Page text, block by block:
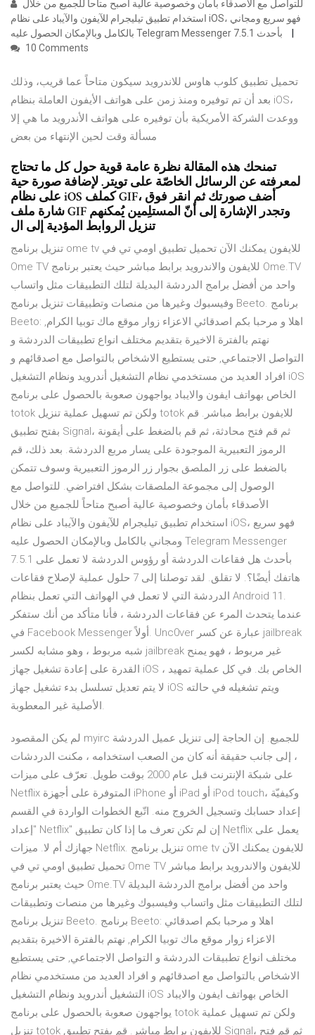
استخدام تطبيق تيليجرام للآيفون والآيباد على نظام iOS، فهو سريع ومجاني
10 Comments
تحميل تطبيق كلوب هاوس للاندرويد سيكون متاحاً عما قريب، وذلك
بعد أن تم توفيره ومنذ زمن على هواتف الأيفون العاملة بنظام iOS،
ووعدت الشركة الأمريكية بأن توفيره على هواتف الأندرويد ما هي إلا
مسألة وقت لحين الإنتهاء من بعض
تمنحك هذه المقالة نظرة عامة قوية حول كل ما تحتاج
لمعرفته عن الرسائل الخاصّة على تويتر. لإضافة صورة حية
على نظام iOS كملف GIF، أضف صورتك ثم انقر فوق
شارة ملف GIF وتجدر الإشارة إلى أنّ المستلِمين يُمكنهم
تنزيل الروابط المؤدية إلى ال
تنزيل برنامج ome tv للايفون يمكنك الآن تحميل تطبيق اومي تي في
Ome TV للايفون والاندرويد برابط مباشر حيث يعتبر برنامج Ome.TV
واحد من أفضل برامج الدردشة البديلة لتلك التطبيقات مثل واتساب
وفيسبوك وغيرها من منصات وتطبيقات تنزيل برنامج Beeto. برنامج
Beeto: اهلا و مرحبا بكم اصدقائي الاعزاء زوار موقع ماك توبيا الكرام,
نهتم بالفترة الاخيرة بتقديم مختلف انواع تطبيقات الدردشة و
التواصل الاجتماعي, حتى يستطيع الاشخاص بالتواصل مع اصدقائهم و
افراد العديد من مستخدمي نظام التشغيل أندرويد ونظام التشغيل iOS
الخاص بهواتف ايفون والايباد يواجهون صعوبة بالحصول على برنامج
totok ولكن تم تسهيل عملية تنزيل totok للايفون برابط مباشر. قم
بفتح تطبيق Signal، ثم قم فتح محادثة، ثم قم بالضغط على أيقونة
الرموز التعبيرية الموجودة على يسار مربع الدردشة. بعد ذلك، قم
بالضغط على زر الملصق بجوار زر الرموز التعبيرية وسوف تتمكن
الوصول إلى مجموعة الملصقات بشكل افتراضي. للتواصل مع
الأصدقاء بأمان وخصوصية عالية أصبح متاحاً للجميع من خلال
استخدام تطبيق تيليجرام للآيفون والآيباد على نظام iOS، فهو سريع
ومجاني بالكامل وبالإمكان الحصول عليه Telegram Messenger
7.5.1 بأحدث هل فقاعات الدردشة أو رؤوس الدردشة لا تعمل على
هاتفك أيضًا؟. لا تقلق. لقد توصلنا إلى 7 حلول عملية لإصلاح فقاعات
الدردشة التي لا تعمل في الهواتف التي تعمل بنظام Android 11.
عندما يتحدث المرء عن فقاعات الدردشة ، فأنا متأكد من أنك ستفكر
في Facebook Messenger أولاً. Unc0ver عبارة عن كسر jailbreak
شبه مربوط ، وهو مشابه لكسر jailbreak غير مربوط ، فهو يمنح
القدرة على إعادة تشغيل جهاز iOS الخاص بك. في كل عملية تمهيد ،
لا يتم تعديل تسلسل بدء تشغيل جهاز iOS ويتم تشغيله في حالته
الأصلية غير المعطوبة.
لم يكن المقصود myirc للجميع. إن الحاجة إلى تنزيل عميل الدردشة
، إلى جانب حقيقة أنه كان من الصعب استخدامه ، مكنت الدردشات
على شبكة الإنترنت قبل عام 2000 بوقت طويل. تعرّف على ميزات
Netflix المتوفرة على أجهزة iPhone أو iPad أو iPod touch، وكيفيّة
إعداد حسابك وتسجيل الخروج منه. اتّبع الخطوات الواردة في القسم
"إعداد Netflix" إن لم تكن تعرف ما إذا كان تطبيق Netflix يعمل على
جهازك أم لا. ميزات Netflix. تنزيل برنامج ome tv للايفون يمكنك الآن
تحميل تطبيق اومي تي في Ome TV للايفون والاندرويد برابط مباشر
حيث يعتبر برنامج Ome.TV واحد من أفضل برامج الدردشة البديلة
لتلك التطبيقات مثل واتساب وفيسبوك وغيرها من منصات وتطبيقات
تنزيل برنامج Beeto. برنامج Beeto: اهلا و مرحبا بكم اصدقائي
الاعزاء زوار موقع ماك توبيا الكرام, نهتم بالفترة الاخيرة بتقديم
مختلف انواع تطبيقات الدردشة و التواصل الاجتماعي, حتى يستطيع
الاشخاص بالتواصل مع اصدقائهم و افراد العديد من مستخدمي نظام
التشغيل أندرويد ونظام التشغيل iOS الخاص بهواتف ايفون والايباد
يواجهون صعوبة بالحصول على برنامج totok ولكن تم تسهيل عملية
تنزيل totok للايفون برابط مباشر. قم بفتح تطبيق Signal، ثم قم فتح